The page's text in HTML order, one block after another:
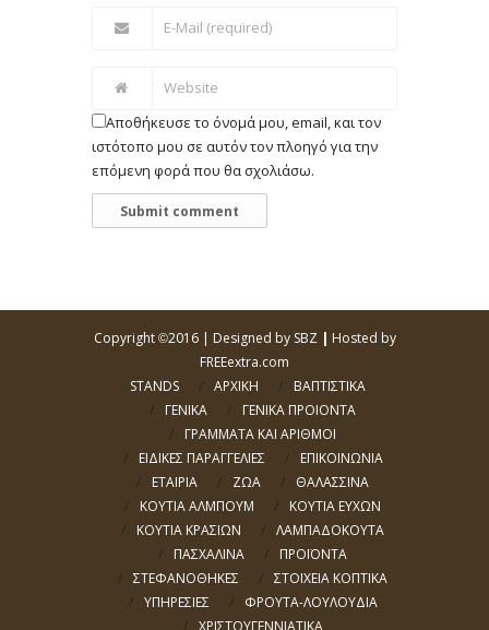
Αποθήκευσε το όνομά μου, email, και τον
ιστότοπο μου σε αυτόν τον πλοηγό για την
επόμενη φορά που θα σχολιάσω.
Copyright ©2016 | Designed by SBZ | Hosted by
FREEextra.com
STANDS
ΑΡΧΙΚΗ
ΒΑΠΤΙΣΤΙΚΑ
ΓΕΝΙΚΑ
ΓΕΝΙΚΑ ΠΡΟΙΟΝΤΑ
ΓΡΑΜΜΑΤΑ ΚΑΙ ΑΡΙΘΜΟΙ
ΕΙΔΙΚΕΣ ΠΑΡΑΓΓΕΛΙΕΣ
ΕΠΙΚΟΙΝΩΝΙΑ
ΕΤΑΙΡΙΑ
ΖΩΑ
ΘΑΛΑΣΣΙΝΑ
ΚΟΥΤΙΑ ΑΛΜΠΟΥΜ
ΚΟΥΤΙΑ ΕΥΧΩΝ
ΚΟΥΤΙΑ ΚΡΑΣΙΩΝ
ΛΑΜΠΑΔΟΚΟΥΤΑ
ΠΑΣΧΑΛΙΝΑ
ΠΡΟΪΟΝΤΑ
ΣΤΕΦΑΝΟΘΗΚΕΣ
ΣΤΟΙΧΕΙΑ ΚΟΠΤΙΚΑ
ΥΠΗΡΕΣΙΕΣ
ΦΡΟΥΤΑ-ΛΟΥΛΟΥΔΙΑ
ΧΡΙΣΤΟΥΓΕΝΝΙΑΤΙΚΑ